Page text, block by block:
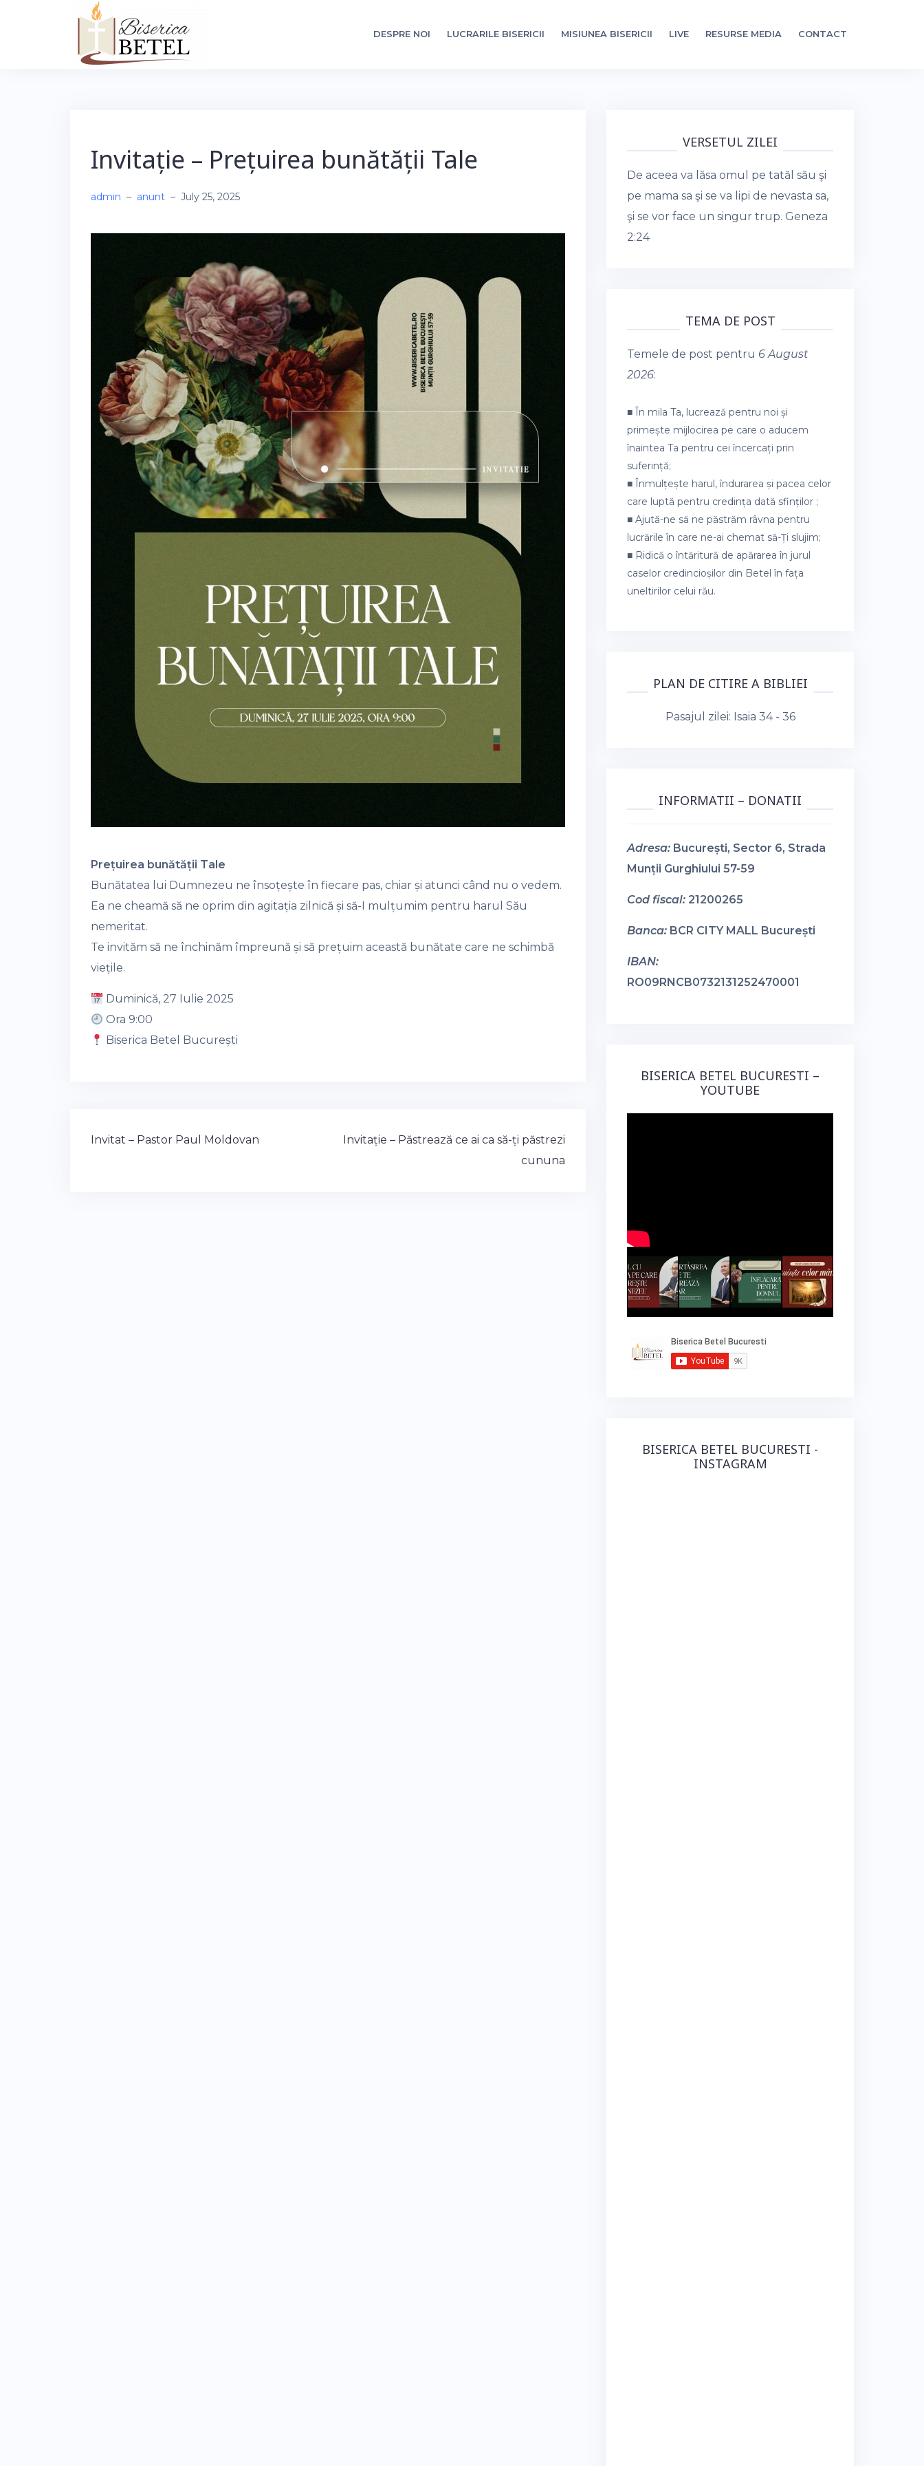
DESPRE NOI LUCRARILE BISERICII MISIUNEA BISERICII LIVE RESURSE MEDIA CONTACT
Invitație – Prețuirea bunătății Tale
admin – anunt – July 25, 2025
Prețuirea bunătății Tale
Bunătatea lui Dumnezeu ne însoțește în fiecare pas, chiar și atunci când nu o vedem.
Ea ne cheamă să ne oprim din agitația zilnică și să-I mulțumim pentru harul Său
nemeritat.
Te invităm să ne închinăm împreună și să prețuim această bunătate care ne schimbă
viețile.
Duminică, 27 Iulie 2025
Ora 9:00
Biserica Betel București
Post
Invitat – Pastor Paul Moldovan
Invitație – Păstrează ce ai ca să-ți păstrezi
cununa
VERSETUL ZILEI
De aceea va lăsa omul pe tatăl său şi
pe mama sa şi se va lipi de nevasta sa,
şi se vor face un singur trup. Geneza
2:24
TEMA DE POST
Temele de post pentru 6 August
2026:
■ În mila Ta, lucrează pentru noi și
primește mijlocirea pe care o aducem
înaintea Ta pentru cei încercați prin
suferință;
■ Înmulțește harul, îndurarea și pacea celor
care luptă pentru credința dată sfinților ;
■ Ajută-ne să ne păstrăm râvna pentru
lucrările în care ne-ai chemat să-Ți slujim;
■ Ridică o întăritură de apărarea în jurul
caselor credincioșilor din Betel în fața
uneltirilor celui rău.
PLAN DE CITIRE A BIBLIEI
Pasajul zilei: Isaia 34 - 36
INFORMATII – DONATII
Adresa: București, Sector 6, Strada
Munții Gurghiului 57-59
Cod fiscal: 21200265
Banca: BCR CITY MALL București
IBAN:
RO09RNCB0732131252470001
BISERICA BETEL BUCURESTI –
YOUTUBE
BISERICA BETEL BUCURESTI -
INSTAGRAM